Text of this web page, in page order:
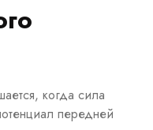
когда сила
передней